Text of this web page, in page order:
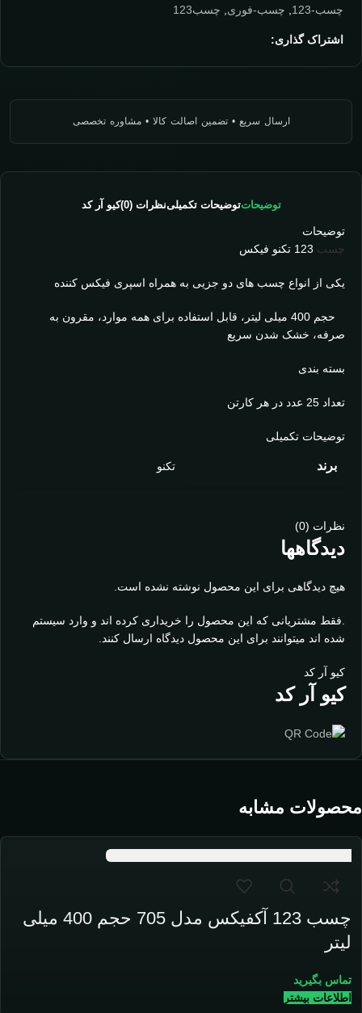
چسب-123
چسب-فوری چسب123
اشتراک گذاری:
توضیحاتتوضیحات تکمیلینظرات (0) کیو آر کد
توضیحات
چسب
یکی از انواع چسب های دو جزیی به همراه اسپری فیکس کننده
حجم 400 میلی لیتر، قابل استفاده برای همه موارد، مقرون به
صرفه، خشک شدن سریع
بسته بندی
تعداد 25 عدد در هر کارتن
توضیحات تکمیلی
برند تکنو
نظرات (0)
دیدگاهها
هیچ دیدگاهی برای این محصول نوشته نشده است.
.فقط مشتریانی که این محصول را خریداری کرده اند و وارد سیستم
شده اند میتوانند برای این محصول دیدگاه ارسال کنند.
کیو آر کد
کیو آر کد
محصولات مشابه
چسب 123 آکفیکس مدل 705 حجم 400 میلی
لیتر
تماس بگیرید
اطلاعات بیشتر